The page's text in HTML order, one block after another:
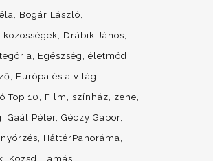
Bogár László
közösségek
Drábik János
Egészség, életmód
Európa és a világ
Top 10
Film, színház, zene
Gaál Péter Géczy Gábor
HáttérPanoráma
Kozsdi Tamás